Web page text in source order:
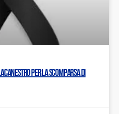
per la scomparsa di